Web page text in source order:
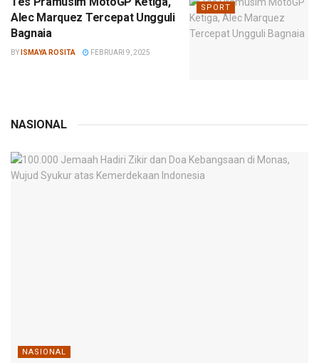
SPORT
Alec Marquez Tercepat Ungguli
Bagnaia
BY ISMAYA ROSITA FEBRUARI 9, 2025
NASIONAL
NASIONAL